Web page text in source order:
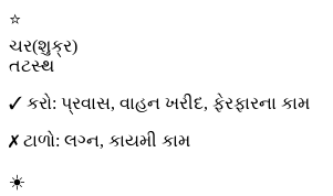
⭐
ચર(શુક્ર)
તટસ્થ
✓ કરો: પ્રવાસ, વાહન ખરીદ, ફેરફારના કામ
✗ ટાળો: લગ્ન, કાયમી કામ
☀️